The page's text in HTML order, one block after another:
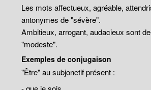
Les mots affectueux, agréable,
antonymes de "sévère".
Ambitieux, arrogant, audacieux sont
"modeste".
Exemples de conjugaison
"Être" au subjonctif présent :